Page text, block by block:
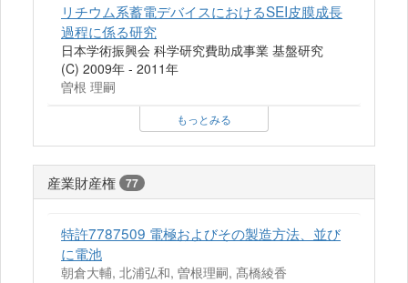
リチウム系蓄電デバイスにおけるSEI皮膜成長
過程に係る研究
日本学術振興会 科学研究費助成事業 基盤研究
(C) 2009年 - 2011年
曽根 理嗣
もっとみる
産業財産権 77
特許7787509 電極およびその製造方法、並び
に電池
朝倉大輔, 北浦弘和, 曽根理嗣, 髙橋綾香